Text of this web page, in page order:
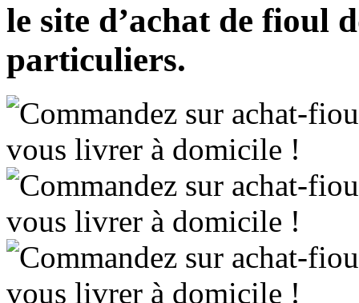
le site d’achat de fioul
particuliers.